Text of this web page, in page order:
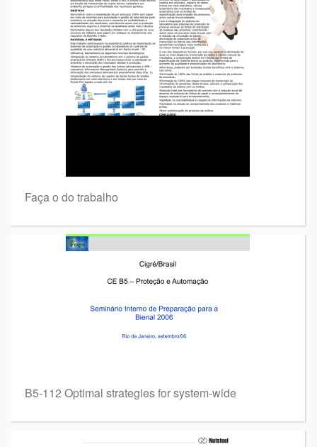
Faça o do trabalho
B5-112 Optimal strategies for system-wide